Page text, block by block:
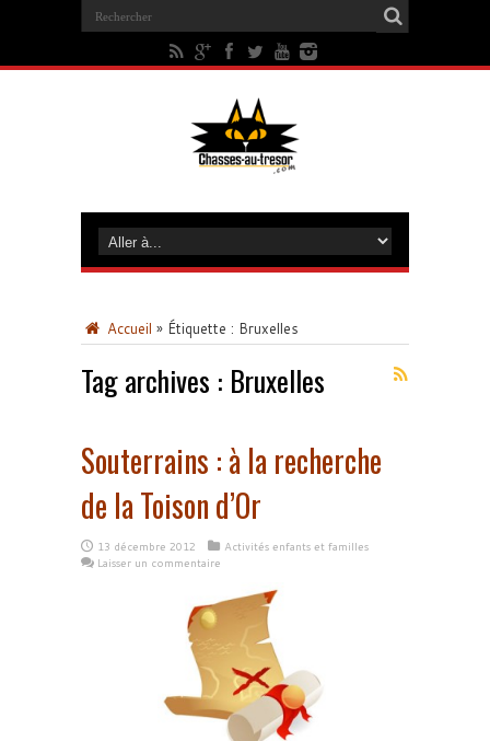
Accueil » Étiquette : Bruxelles
Tag archives : Bruxelles
Souterrains : à la recherche
de la Toison d’Or
13 décembre 2012
Activités enfants et familles
Laisser un commentaire